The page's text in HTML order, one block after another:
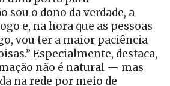
sou o dono da verdade, a
e, na hora que as pessoas
vou ter a maior paciência
Especialmente, destaca,
não é natural — mas
na rede por meio de